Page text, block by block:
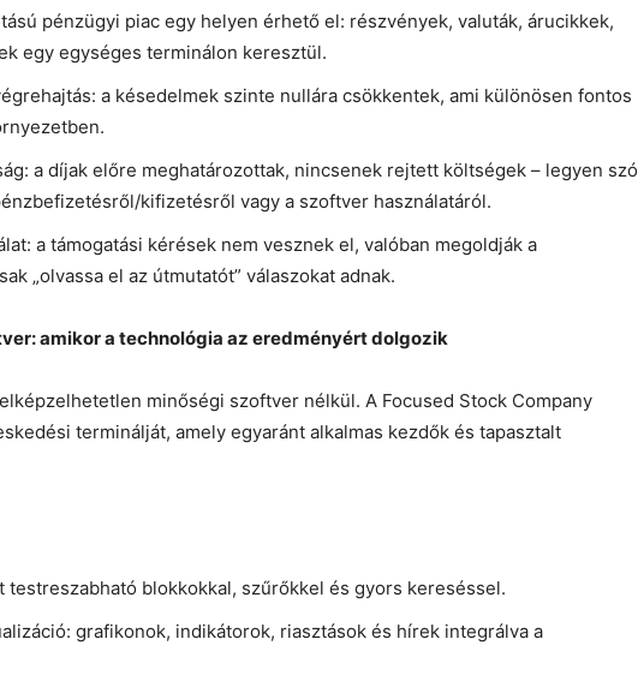
pénzügyi piac egy helyen érhető el: részvények, valuták, árucikkek,
egy egységes terminálon keresztül.
a késedelmek szinte nullára csökkentek, ami különösen fontos
a díjak előre meghatározottak, nincsenek rejtett költségek – legyen szó
kifizetésről vagy a szoftver használatáról.
a támogatási kérések nem vesznek el, valóban megoldják a
„olvassa el az útmutatót” válaszokat adnak.
amikor a technológia az eredményért dolgozik
minőségi szoftver nélkül. A Focused Stock Company
terminálját, amely egyaránt alkalmas kezdők és tapasztalt
blokkokkal, szűrőkkel és gyors kereséssel.
grafikonok, indikátorok, riasztások és hírek integrálva a